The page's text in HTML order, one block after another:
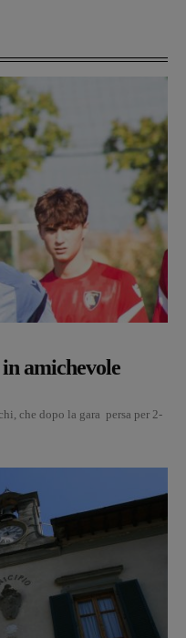
amichevole
che dopo la gara persa per 2-